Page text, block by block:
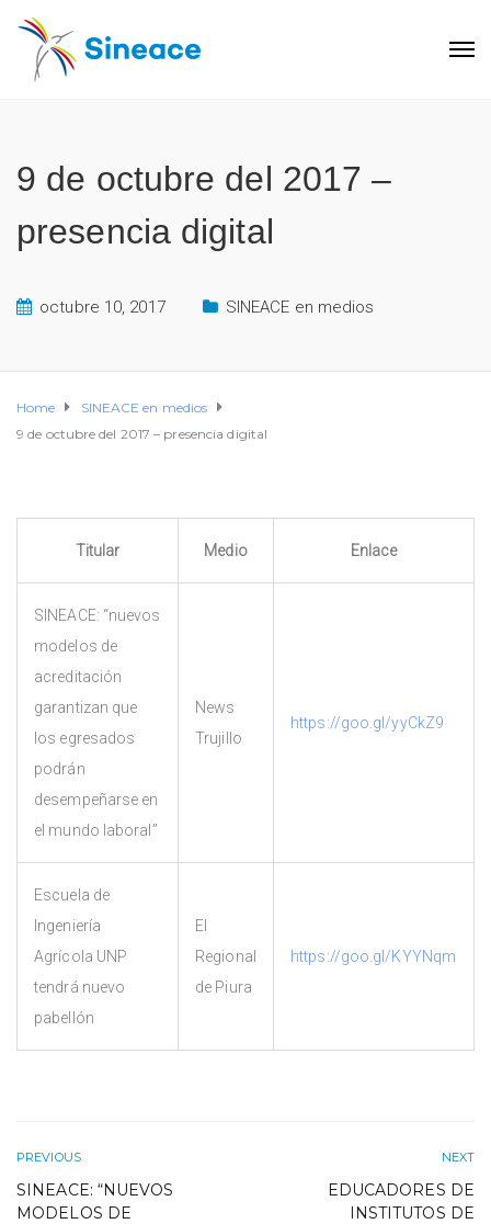
9 de octubre del 2017 –
presencia digital
octubre 10, 2017 SINEACE en medios
Home
SINEACE en medios
9 de octubre del 2017 – presencia digital
Titular Medio Enlace
SINEACE: “nuevos
modelos de
acreditación
garantizan que
los egresados
podrán
desempeñarse en
el mundo laboral”
News
Trujillo
https://goo.gl/yyCkZ9
Escuela de
Ingeniería
Agrícola UNP
tendrá nuevo
pabellón
El
Regional
de Piura
https://goo.gl/KYYNqm
PREVIOUS
SINEACE: “NUEVOS
MODELOS DE
NEXT
EDUCADORES DE
INSTITUTOS DE